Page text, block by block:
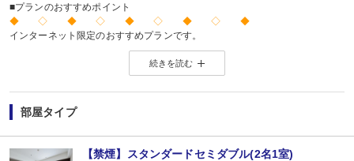
■プランのおすすめポイント
◆ ◇ ◆ ◇ ◆ ◇ ◆ ◇ ◆
インターネット限定のおすすめプランです。
※店頭・電話・メールでのお問合せや申込みは出来ません。
◆ ◇ ◆ ◇ ◆ ◇ ◆ ◇ ◆
続きを読む
部屋タイプ
【禁煙】スタンダードセミダブル(2名1室)